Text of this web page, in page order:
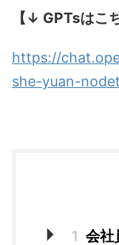
【↓ GPTsはこ
https://
she-yuan-
1 会社